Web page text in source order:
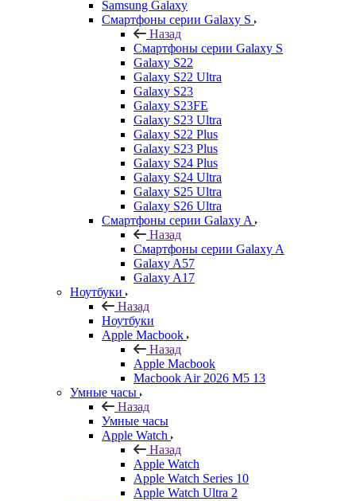
Samsung Galaxy
Смартфоны серии Galaxy S
Назад
Смартфоны серии Galaxy S
Galaxy S22
Galaxy S22 Ultra
Galaxy S23
Galaxy S23FE
Galaxy S23 Ultra
Galaxy S22 Plus
Galaxy S23 Plus
Galaxy S24 Plus
Galaxy S24 Ultra
Galaxy S25 Ultra
Galaxy S26 Ultra
Смартфоны серии Galaxy A
Назад
Смартфоны серии Galaxy A
Galaxy A57
Galaxy A17
Ноутбуки
Назад
Ноутбуки
Apple Macbook
Назад
Apple Macbook
Macbook Air 2026 M5 13
Умные часы
Назад
Умные часы
Apple Watch
Назад
Apple Watch
Apple Watch Series 10
Apple Watch Ultra 2